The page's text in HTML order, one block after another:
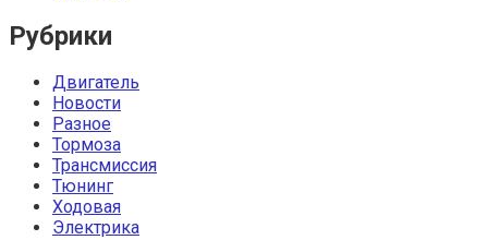
Рубрики
Двигатель
Новости
Разное
Тормоза
Трансмиссия
Тюнинг
Ходовая
Электрика